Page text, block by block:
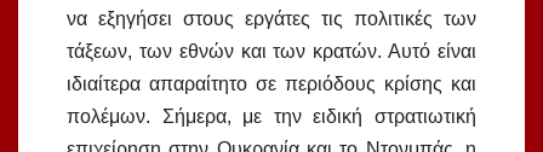
να εξηγήσει στους εργάτες τις πολιτικές των
τάξεων, των εθνών και των κρατών. Αυτό είναι
ιδιαίτερα απαραίτητο σε περιόδους κρίσης και
πολέμων. Σήμερα, με την ειδική στρατιωτική